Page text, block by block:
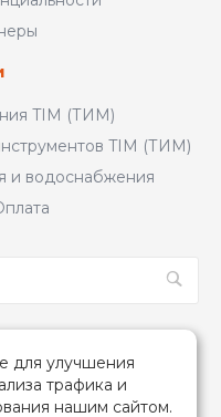
TIM (ТИМ)
TIM (ТИМ)
и водоснабжения
для улучшения
трафика и
нашим сайтом.